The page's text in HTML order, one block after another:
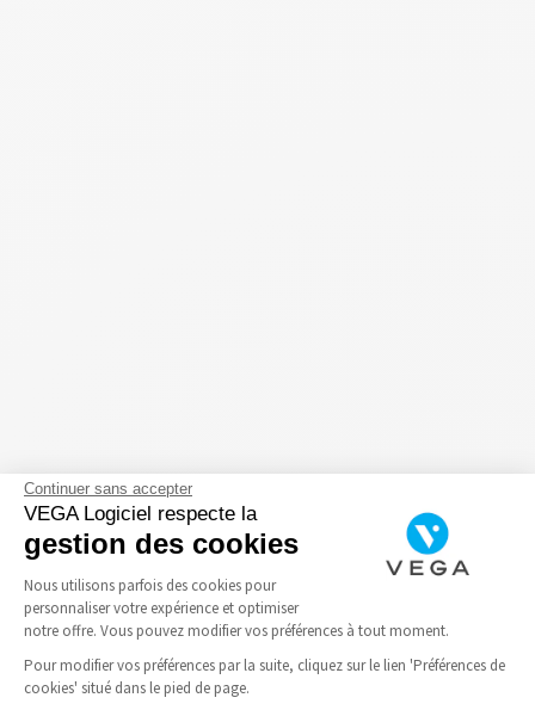
Continuer sans accepter
VEGA Logiciel respecte la
gestion des cookies
Nous utilisons parfois des cookies pour
personnaliser votre expérience et optimiser
notre offre. Vous pouvez modifier vos préférences à tout moment.
Pour modifier vos préférences par la suite, cliquez sur le lien 'Préférences de
cookies' situé dans le pied de page.